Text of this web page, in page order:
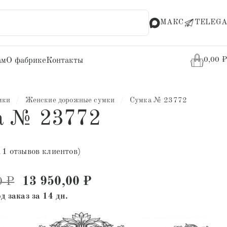
МАКС TELEGA
О фабрикеКонтакты 0,00 ₽
Женские дорожные сумки Сумка № 23772
№ 23772
отзывов клиентов)
₽ Первоначальная цена составляла
13 950,00 ₽
заказ за 14 дн.